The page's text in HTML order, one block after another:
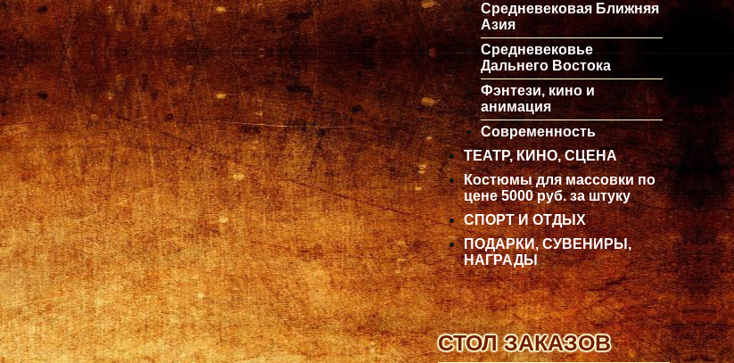
Средневековая Ближняя
Азия
Средневековье
Дальнего Востока
Фэнтези, кино и
анимация
Современность
ТЕАТР, КИНО, СЦЕНА
Костюмы для массовки по
цене 5000 руб. за штуку
СПОРТ И ОТДЫХ
ПОДАРКИ, СУВЕНИРЫ,
НАГРАДЫ
СТОЛ ЗАКАЗОВ